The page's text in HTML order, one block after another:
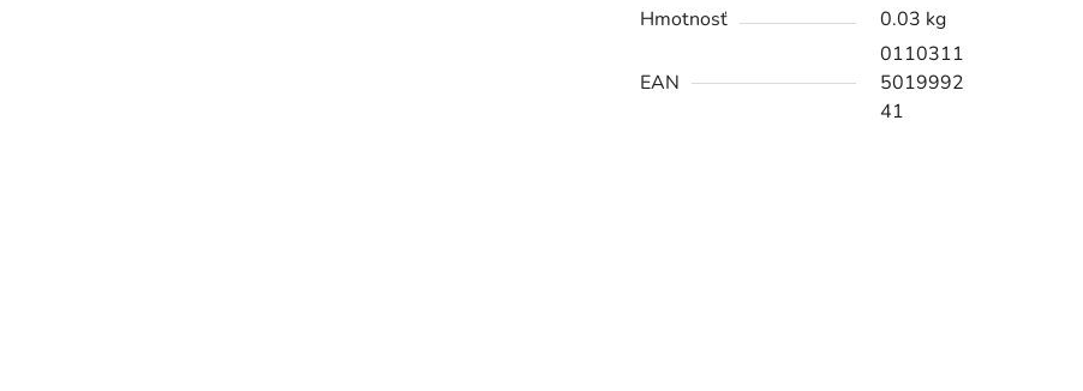
Hmotnosť
0.03 kg
EAN
0110311
5019992
41